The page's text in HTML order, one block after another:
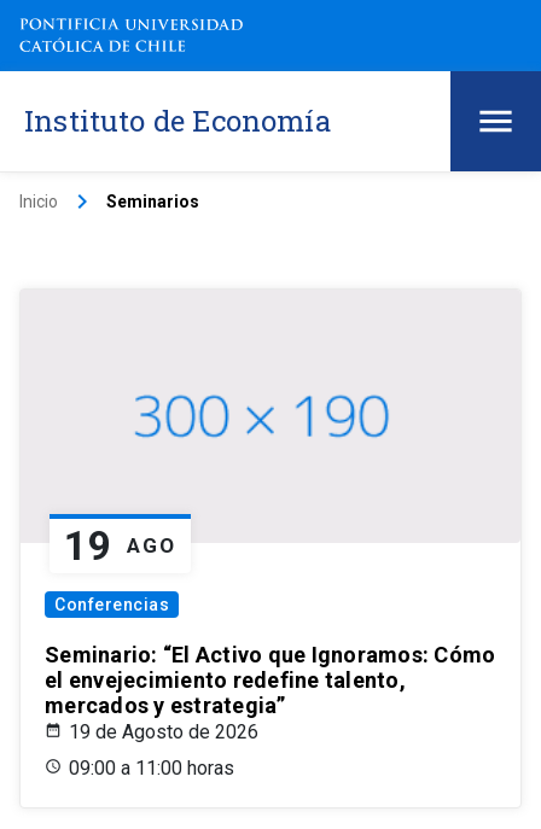
Instituto de Economía
Inicio keyboard_arrow_right Seminarios
19 AGO
Conferencias
Seminario: “El Activo que Ignoramos: Cómo
el envejecimiento redefine talento,
mercados y estrategia”
19 de Agosto de 2026
09:00 a 11:00 horas